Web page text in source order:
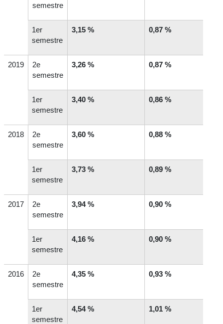
semestre
1er
semestre
3,15 % 0,87 %
2019 2e
semestre
3,26 % 0,87 %
1er
semestre
3,40 % 0,86 %
2018 2e
semestre
3,60 % 0,88 %
1er
semestre
3,73 % 0,89 %
2017 2e
semestre
3,94 % 0,90 %
1er
semestre
4,16 % 0,90 %
2016 2e
semestre
4,35 % 0,93 %
1er
semestre
4,54 % 1,01 %